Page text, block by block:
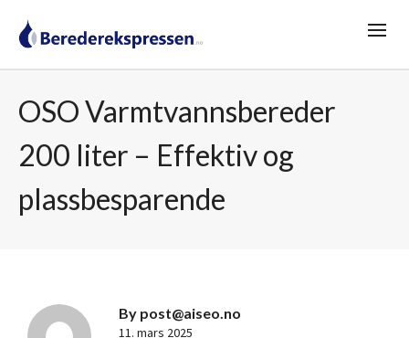
OSO Varmtvannsbereder
200 liter – Effektiv og
plassbesparende
By post@aiseo.no
11. mars 2025